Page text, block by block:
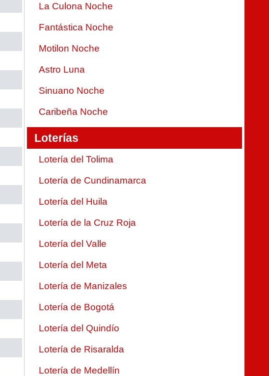
La Culona Noche
Fantástica Noche
Motilon Noche
Astro Luna
Sinuano Noche
Caribeña Noche
Loterías
Lotería del Tolima
Lotería de Cundinamarca
Lotería del Huila
Lotería de la Cruz Roja
Lotería del Valle
Lotería del Meta
Lotería de Manizales
Lotería de Bogotá
Lotería del Quindío
Lotería de Risaralda
Lotería de Medellín